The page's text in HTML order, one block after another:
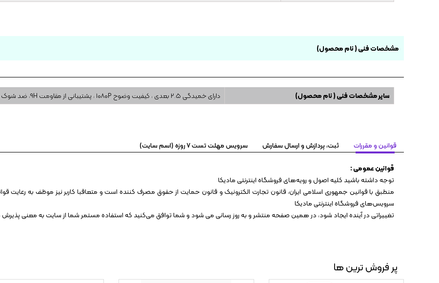
مشخصات فنی ( نام محصول)
سایر مشخصات فنی ( نام محصول) دارای خمیدگی ۲.۵ بعدی ، کیفیت وضوح ۱۰۸۰P ، پشتیبانی از مقاومت ۹H، ضد شوک
قوانین و مقررات ثبت، پردازش و ارسال سفارش
سرویس مهلت تست ۷ روزه (اسم سایت)
قوانین عمومی :
توجه داشته باشید کلیه اصول و رویه‏‌های فروشگاه اینترنتی مادیکا
منطبق با قوانین جمهوری اسلامی ایران، قانون تجارت الکترونیک و قانون حمایت از حقوق مصرف کننده است و متعاقبا کاربر نیز موظف به رعایت
سرویس‏‌های فروشگاه اینترنتی مادیکا
تغییراتی در آینده ایجاد شود، در همین صفحه منتشر و به روز رسانی می شود و شما توافق می‏‌کنید که استفاده مستمر شما از سایت به معنی
پر فروش ترین ها